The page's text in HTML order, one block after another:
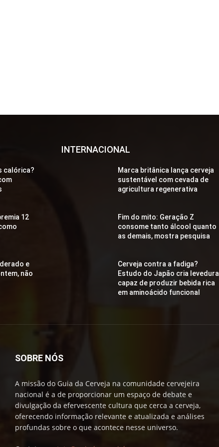
calórica?
12
e
não
INTERNACIONAL
Marca britânica lança cerveja
sustentável com cevada de
agricultura regenerativa
Fim do mito: Geração Z
consome tanto álcool quanto
as demais, mostra pesquisa
Cerveja contra a fadiga?
Estudo do Japão cria levedura
capaz de produzir bebida rica
em aminoácido funcional
SOBRE NÓS
A missão do Guia da Cerveja na comunidade cervejeira
nacional é a de proporcionar um espaço de debate e
divulgação da efervescente cultura que cerca a cerveja,
oferecendo informação relevante e atualizada e análises
profundas sobre o que acontece nesse universo.